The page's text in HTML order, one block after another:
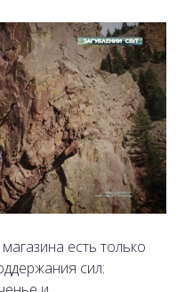
есть только
сил: